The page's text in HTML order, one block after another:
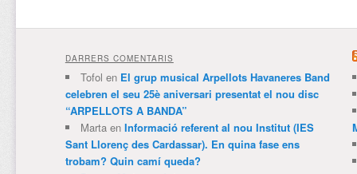
DARRERS COMENTARIS
Tofol en El grup musical Arpellots Havaneres Band
celebren el seu 25è aniversari presentat el nou disc
“ARPELLOTS A BANDA”
Martaen Informació referent al nou Institut (IES
Sant Llorenç des Cardassar). En quina fase ens
trobam? Quin camí queda?